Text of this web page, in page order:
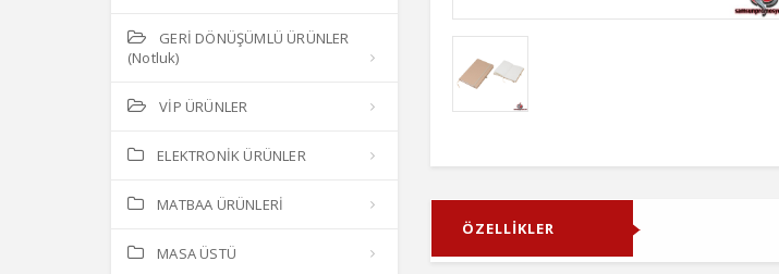
GERİ DÖNÜŞÜMLÜ ÜRÜNLER
(Notluk)
VİP ÜRÜNLER
ELEKTRONİK ÜRÜNLER
MATBAA ÜRÜNLERİ
MASA ÜSTÜ
ÖZELLİKLER